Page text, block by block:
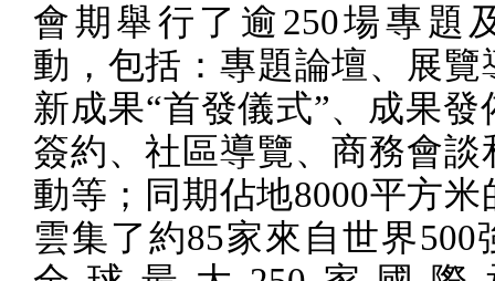
會期舉行了逾250場專題
動，包括：專題論壇、展覽
新成果“首發儀式”、成果發
簽約、社區導覽、商務會談
動等；同期佔地8000平方米
雲集了約85家來自世界500